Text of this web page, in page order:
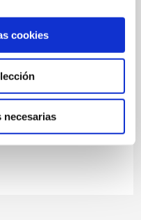
cookies
necesarias
el rostro perfectamente